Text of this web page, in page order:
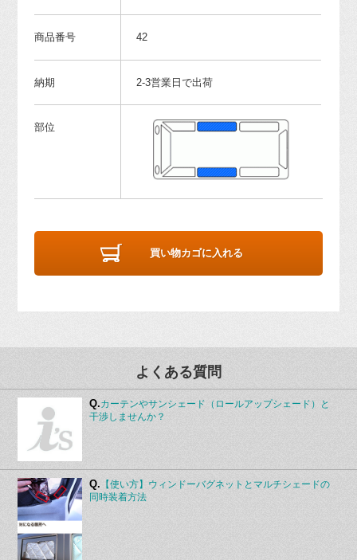
商品番号 42
納期 2-3営業日で出荷
部位
買い物カゴに入れる
よくある質問
Q.カーテンやサンシェード（ロールアップシェード）と
干渉しませんか？
Q. 【使い方】ウィンドーバグネットとマルチシェードの
同時装着方法